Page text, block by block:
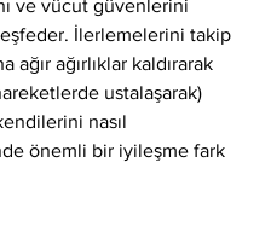
ve vücut güvenlerini
keşfeder. İlerlemelerini takip
ağır ağırlıklar kaldırarak
ustalaşarak)
nasıl
önemli bir iyileşme fark